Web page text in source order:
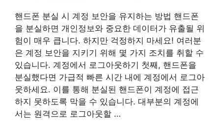
핸드폰 분실 시 계정 보안을 유지하는 방법 핸드폰
을 분실하면 개인정보와 중요한 데이터가 유출될 위
험이 매우 큽니다. 하지만 걱정하지 마세요! 여러분
은 계정 보안을 지키기 위해 몇 가지 조치를 취할 수
있습니다. 계정에서 로그아웃하기 첫째, 핸드폰을
분실했다면 가급적 빠른 시간 내에 계정에서 로그아
웃하세요. 이를 통해 분실된 핸드폰이 계정에 접근
하지 못하도록 막을 수 있습니다. 대부분의 계정에
서는 원격으로 로그아웃할 …